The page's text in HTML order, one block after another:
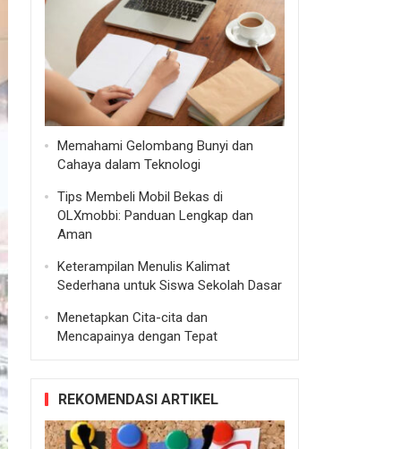
Memahami Gelombang Bunyi dan
Cahaya dalam Teknologi
Tips Membeli Mobil Bekas di
OLXmobbi: Panduan Lengkap dan
Aman
Keterampilan Menulis Kalimat
Sederhana untuk Siswa Sekolah Dasar
Menetapkan Cita-cita dan
Mencapainya dengan Tepat
REKOMENDASI ARTIKEL